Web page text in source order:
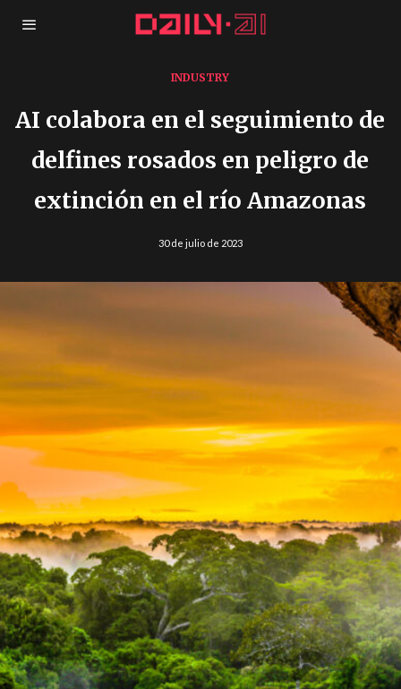
INDUSTRY
AI colabora en el seguimiento de
delfines rosados en peligro de
extinción en el río Amazonas
30 de julio de 2023